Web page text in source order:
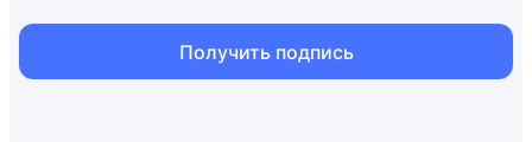
Получить подпись